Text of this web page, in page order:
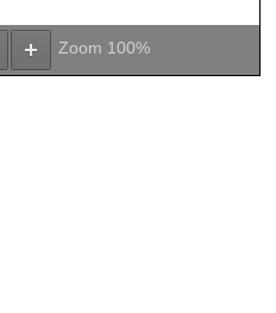
Zoom 100%